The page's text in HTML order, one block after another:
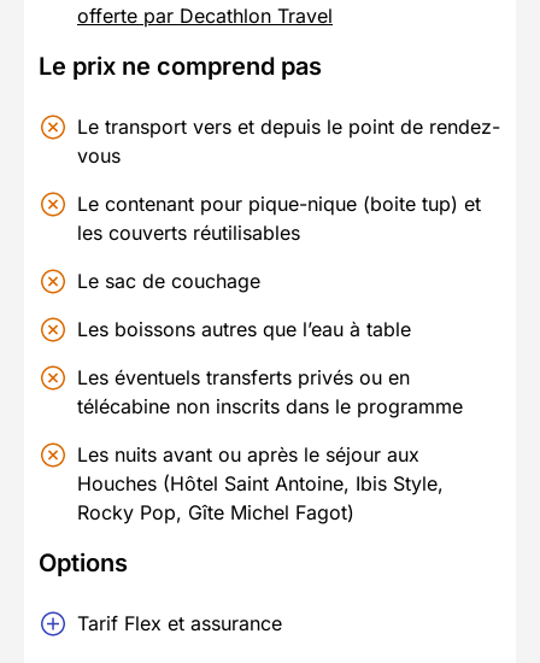
offerte par Decathlon Travel
Le prix ne comprend pas
Le transport vers et depuis le point de rendez-
vous
Le contenant pour pique-nique (boite tup) et
les couverts réutilisables
Le sac de couchage
Les boissons autres que l’eau à table
Les éventuels transferts privés ou en
télécabine non inscrits dans le programme
Les nuits avant ou après le séjour aux
Houches (Hôtel Saint Antoine, Ibis Style,
Rocky Pop, Gîte Michel Fagot)
Options
Tarif Flex et assurance